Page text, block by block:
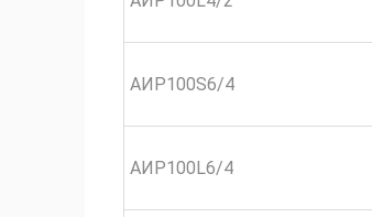
АИР100S6/4
АИР100L6/4